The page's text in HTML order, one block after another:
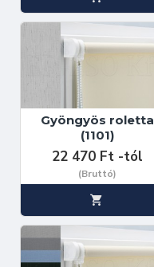
Gyöngyös roletta
(1101)
22 470 Ft -tól
(Bruttó)